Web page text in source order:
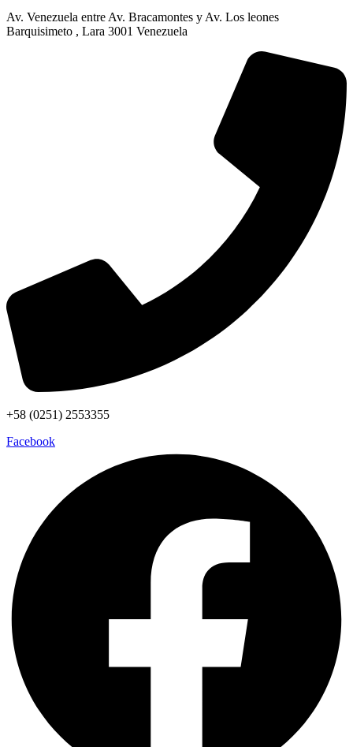
Av. Venezuela entre Av. Bracamontes y Av. Los leones
Barquisimeto , Lara 3001 Venezuela
+58 (0251) 2553355
Facebook